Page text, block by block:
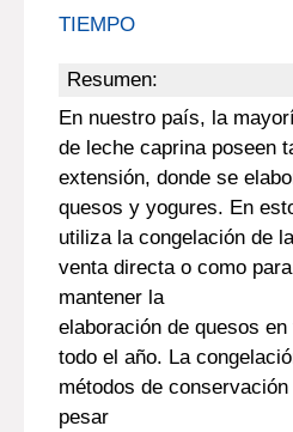
TIEMPO
Resumen:
En nuestro país, la
de leche caprina poseen
extensión, donde se
quesos y yogures. En
utiliza la congelación de
venta directa o como
mantener la
elaboración de quesos
todo el año. La
métodos de
pesar